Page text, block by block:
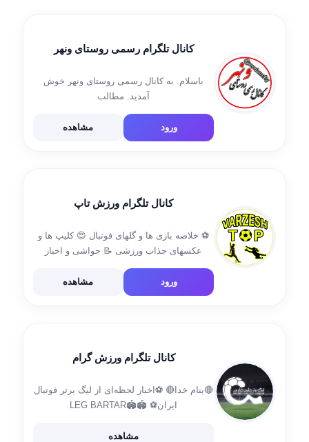
کانال تلگرام رسمی روستای ونهر
باسلام. به کانال رسمی روستای ونهر خوش
آمدید. مطالب
آهنگ در این کانال گذاشته می شود. ارسال
مطلب، عکس، فیلم، گزارش درباره ونهر به:
ورود مشاهده
کانال تلگرام ورزش تاپ
⚽ خلاصه بازی ها و گلهای فوتبال 😍 کلیپ ها و
عکسهای جذاب ورزشی 📝 حواشی و اخبار
Instagram.com/varzesh_top
ورود مشاهده
کانال تلگرام ورزش گرام
🔴بنام خدا🔴 ⚽اخبار لحظه‌ای از لیگ برتر فوتبال
ایران⚽ 🏟️LEG BARTAR🏟️
مشاهده